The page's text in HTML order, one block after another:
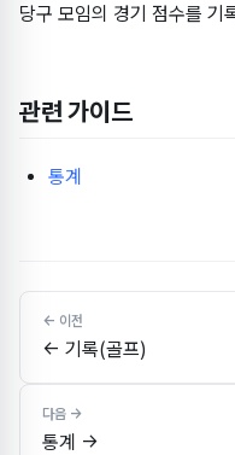
당구 모임의 경기 점수를 기
관련 가이드
통계
← 기록(골프)
통계 →